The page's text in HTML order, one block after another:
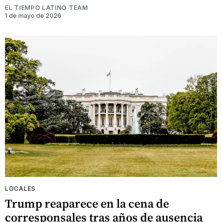
EL TIEMPO LATINO TEAM
1 de mayo de 2026
LOCALES
Trump reaparece en la cena de
corresponsales tras años de ausencia